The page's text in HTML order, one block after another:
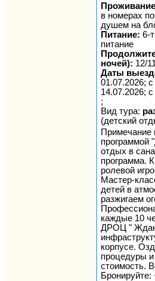
в номерах
душем на
Питание: 6-
питание
ночей): 12/11
Даты
01.07.2026;
14.07.2026;
;
Вид тура:
(детский
Примечание
программой
отдых в
программа.
ролевой
Мастер-
детей в
разжигаем
каждые 10
ДРОЦ "
корпусе.
процедуры
стоимость.
Бронируйте: